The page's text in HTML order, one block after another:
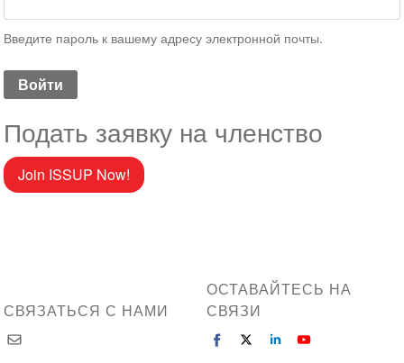
Введите пароль к вашему адресу электронной почты.
Подать заявку на членство
Join ISSUP Now!
СВЯЗАТЬСЯ С НАМИ
ОСТАВАЙТЕСЬ НА
СВЯЗИ